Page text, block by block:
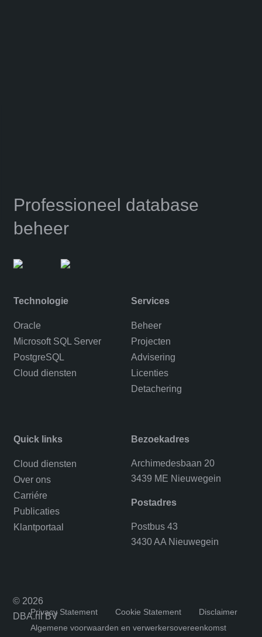
Professioneel database
beheer
Technologie
Oracle
Microsoft SQL Server
PostgreSQL
Cloud diensten
Services
Beheer
Projecten
Advisering
Licenties
Detachering
Quick links
Cloud diensten
Over ons
Carriére
Publicaties
Klantportaal
Bezoekadres
Archimedesbaan 20
3439 ME Nieuwegein
Postadres
Postbus 43
3430 AA Nieuwegein
© 2026
DBA.nl BV
Privacy Statement Cookie Statement
Disclaimer
Algemene voorwaarden en verwerkersovereenkomst